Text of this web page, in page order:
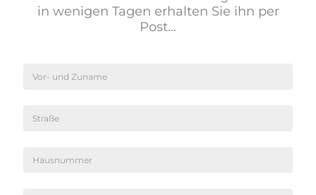
in wenigen Tagen erhalten Sie ihn per
Post…